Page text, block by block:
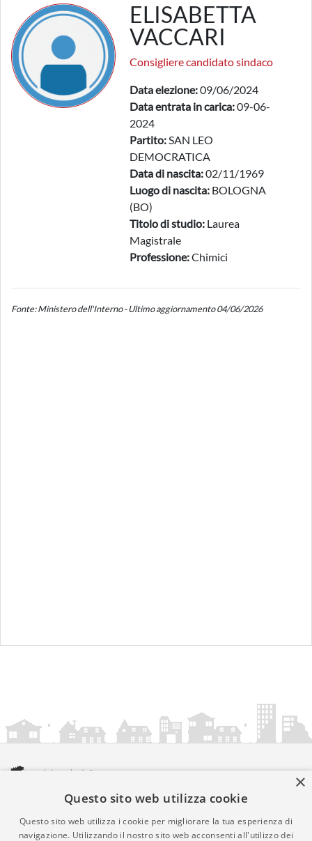
ELISABETTA
VACCARI
Consigliere candidato sindaco
Data elezione:09/06/2024
Data entrata in carica:09-06-
2024
Partito:SAN LEO
DEMOCRATICA
Data di nascita:02/11/1969
Luogo di nascita: BOLOGNA
(BO)
Titolo di studio: Laurea
Magistrale
Professione:Chimici
Fonte: Ministero dell'Interno - Ultimo aggiornamento 04/06/2026
amministrazionicomunali.it è una iniziativa diartemedia.it
© Copyright MMXXIV - P.IVA 05400000724
Informazioni sul servizio |Informativa Privacy| Informativa
×
Questo sito web utilizza cookie
Questo sito web utilizza i cookie per migliorare la tua esperienza di
navigazione. Utilizzando il nostro sito web acconsenti all'utilizzo dei